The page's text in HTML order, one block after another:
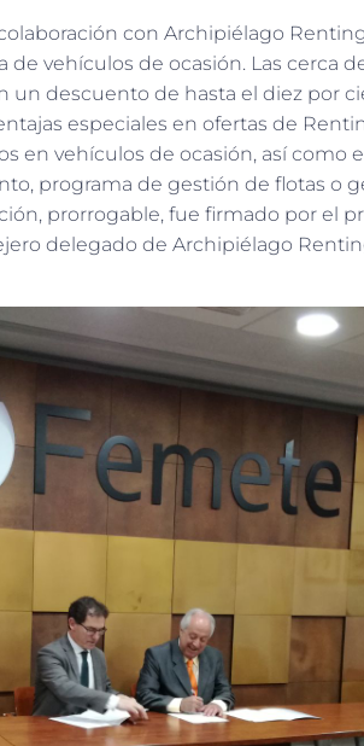
con Archipiélago
vehículos de ocasión. Las cerca
un descuento de hasta el diez por
especiales en ofertas de
en vehículos de ocasión, así como
programa de gestión de flotas o
prorrogable, fue firmado por el
delegado de Archipiélago